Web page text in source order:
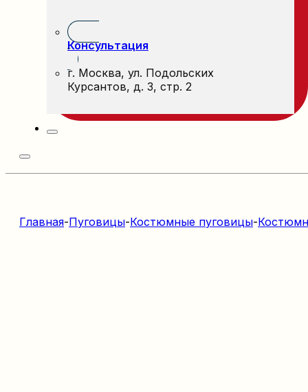
Консультация
г. Москва, ул. Подольских
Курсантов, д. 3, стр. 2
Главная-Пуговицы-Костюмные пуговицы-